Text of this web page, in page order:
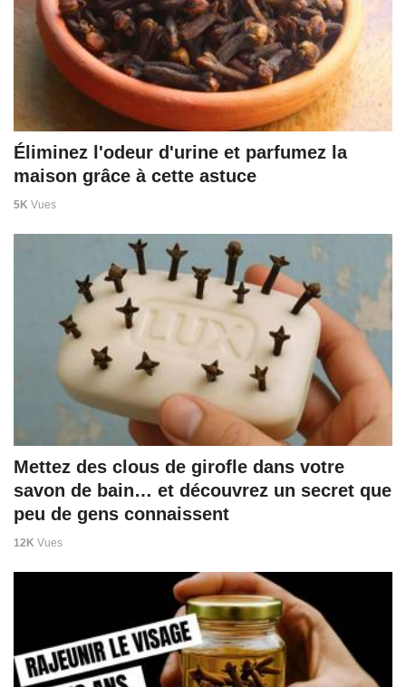
Éliminez l'odeur d'urine et parfumez la
maison grâce à cette astuce
5K Vues
Mettez des clous de girofle dans votre
savon de bain… et découvrez un secret que
peu de gens connaissent
12K Vues